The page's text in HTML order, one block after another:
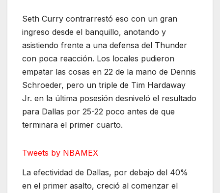
Seth Curry contrarrestó eso con un gran
ingreso desde el banquillo, anotando y
asistiendo frente a una defensa del Thunder
con poca reacción. Los locales pudieron
empatar las cosas en 22 de la mano de Dennis
Schroeder, pero un triple de Tim Hardaway
Jr. en la última posesión desniveló el resultado
para Dallas por 25-22 poco antes de que
terminara el primer cuarto.
Tweets by NBAMEX
La efectividad de Dallas, por debajo del 40%
en el primer asalto, creció al comenzar el